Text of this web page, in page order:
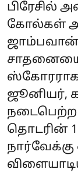
பிரேசில்
கோல்கள்
சாதனையை
ஜூனியர்,
தொடரின்
நார்வேக்கு